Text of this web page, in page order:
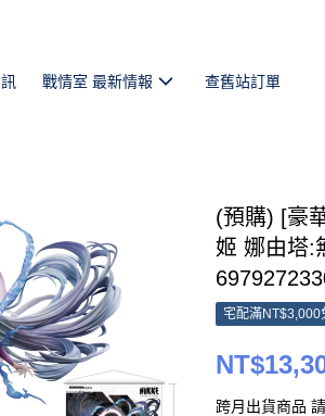
戰情室 最新情報 查舊站訂單
(預購) [豪
姬 娜由塔:
宅配滿NT$3,000
跨月出貨商品